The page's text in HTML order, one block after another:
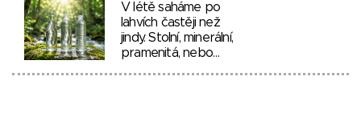
V létě saháme po
lahvích častěji než
jindy. Stolní, minerální,
pramenitá, nebo…